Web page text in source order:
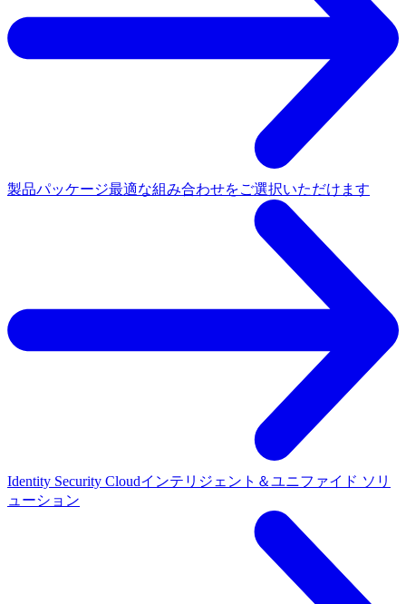
製品パッケージ最適な組み合わせをご選択いただけます
Identity Security Cloudインテリジェント＆ユニファイド ソリ
ューション